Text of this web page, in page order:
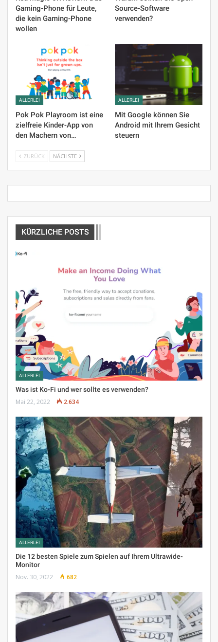
Gaming-Phone für Leute,
die kein Gaming-Phone
wollen
Source-Software
verwenden?
ALLERLEI
Pok Pok Playroom ist eine
zielfreie Kinder-App von
den Machern von…
ALLERLEI
Mit Google können Sie
Android mit Ihrem Gesicht
steuern
ZURÜCK NÄCHSTE
KÜRZLICHE POSTS
ALLERLEI
Was ist Ko-Fi und wer sollte es verwenden?
Mai 22, 2022 2.634
ALLERLEI
Die 12 besten Spiele zum Spielen auf Ihrem Ultrawide-
Monitor
Nov. 30, 2022 682